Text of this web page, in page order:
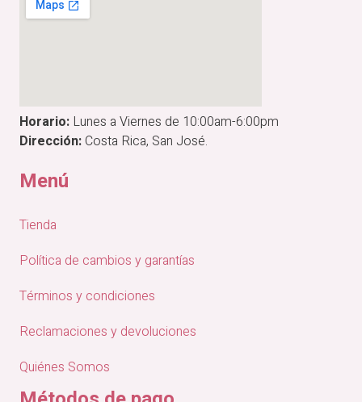
Horario: Lunes a Viernes de 10:00am-6:00pm
Dirección:Costa Rica, San José.
Menú
Tienda
Política de cambios y garantías
Términos y condiciones
Reclamaciones y devoluciones
Quiénes Somos